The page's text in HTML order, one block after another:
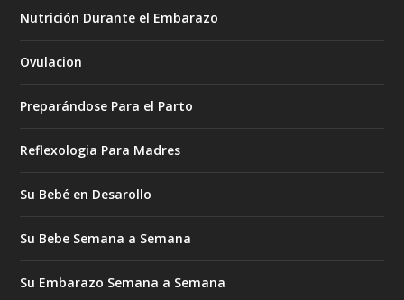
Nutrición Durante el Embarazo
Ovulacion
Preparándose Para el Parto
Reflexologia Para Madres
Su Bebé en Desarollo
Su Bebe Semana a Semana
Su Embarazo Semana a Semana